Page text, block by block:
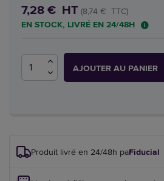
7,28 € HT (8,74 € TTC)
EN STOCK, LIVRÉ EN 24/48H
AJOUTER AU PANIER
Produit livré en 24/48h parFiducial